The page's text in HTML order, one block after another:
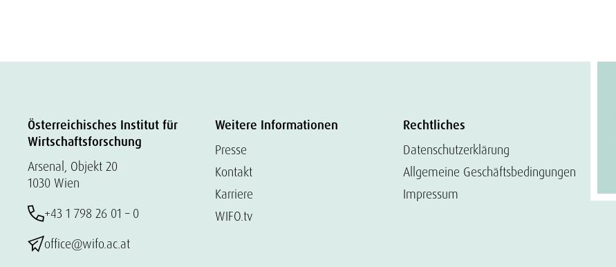
Österreichisches Institut für
Wirtschaftsforschung
Arsenal, Objekt 20
1030 Wien
+43 1 798 26 01 – 0
office@wifo.ac.at
Weitere Informationen
Presse
Kontakt
Karriere
WIFO.tv
Rechtliches
Datenschutzerklärung
Allgemeine Geschäftsbedingungen
Impressum